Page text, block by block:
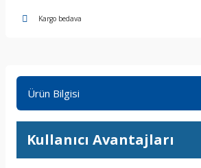
Kargo bedava
Ürün Bilgisi
Kullanıcı Avantajları